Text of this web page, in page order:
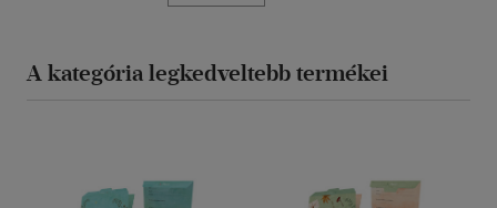
A kategória legkedveltebb termékei